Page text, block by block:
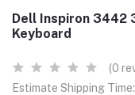
Dell Inspiron
Keyboard
(0
Estimate Shipping Time: